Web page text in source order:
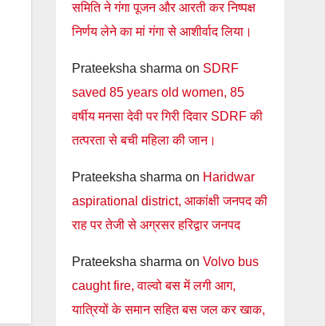
समिति ने गंगा पूजन और आरती कर निष्पक्ष
निर्णय लेने का मां गंगा से आशीर्वाद लिया।
Prateeksha sharma on SDRF
saved 85 years old women, 85
वर्षीय मनसा देवी पर गिरी दिवार SDRF की
तत्परता से बची महिला की जान।
Prateeksha sharma on Haridwar
aspirational district, आकांक्षी जनपद की
राह पर तेजी से अग्रसर हरिद्वार जनपद
Prateeksha sharma on Volvo bus
caught fire, वाल्वो बस में लगी आग,
यात्रियों के समान सहित बस जल कर खाक,